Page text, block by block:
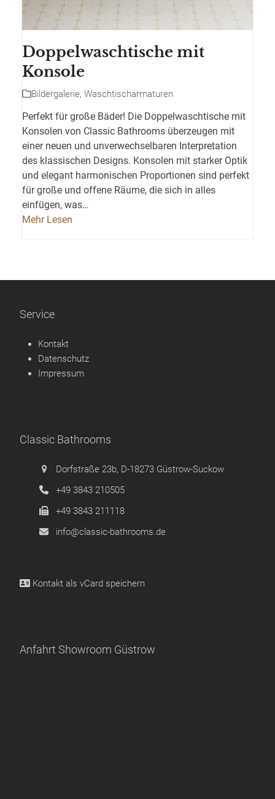
Doppelwaschtische mit
Konsole
Bildergalerie, Waschtischarmaturen
Perfekt für große Bäder! Die Doppelwaschtische mit
Konsolen von Classic Bathrooms überzeugen mit
einer neuen und unverwechselbaren Interpretation
des klassischen Designs. Konsolen mit starker Optik
und elegant harmonischen Proportionen sind perfekt
für große und offene Räume, die sich in alles
einfügen, was…
Mehr Lesen
Service
Kontakt
Datenschutz
Impressum
Classic Bathrooms
Dorfstraße 23b, D-18273 Güstrow-Suckow
+49 3843 210505
+49 3843 211118
info@classic-bathrooms.de
Kontakt alsvCard speichern
Anfahrt Showroom Güstrow